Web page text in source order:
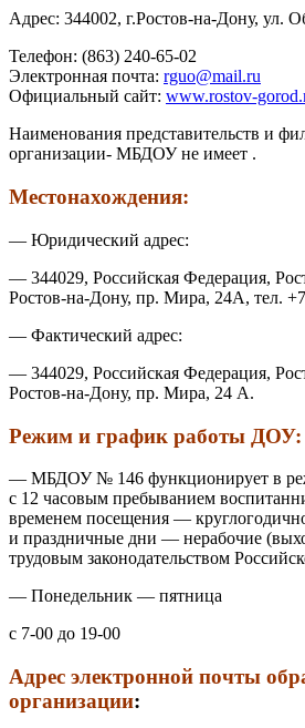
Адрес: 344002, г.Ростов-на-Дону, ул.
Телефон: (863) 240-65-02
Электронная почта: rguo@mail.ru
Официальный сайт: www.rostov-
Наименования представительств и
организации- МБДОУ не имеет .
Местонахождения:
— Юридический адрес:
— 344029, Российская Федерация,
Ростов-на-Дону, пр. Мира, 24А, тел.
— Фактический адрес:
— 344029, Российская Федерация,
Ростов-на-Дону, пр. Мира, 24 А.
Режим и график работы ДОУ:
— МБДОУ № 146 функционирует в
с 12 часовым пребыванием
временем посещения —
и праздничные дни — нерабочие
трудовым законодательством
— Понедельник — пятница
с 7-00 до 19-00
Адрес электронной почты
организации: